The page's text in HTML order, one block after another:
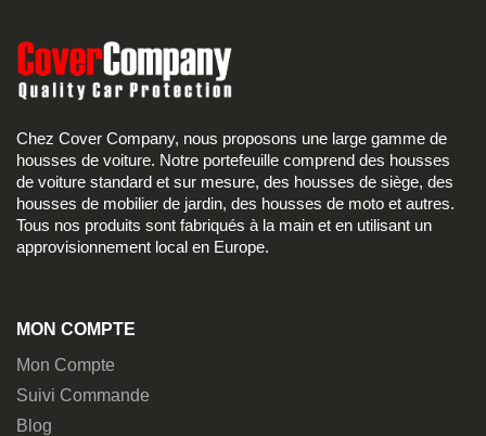
Chez Cover Company, nous proposons une large gamme de
housses de voiture. Notre portefeuille comprend des housses
de voiture standard et sur mesure, des housses de siège, des
housses de mobilier de jardin, des housses de moto et autres.
Tous nos produits sont fabriqués à la main et en utilisant un
approvisionnement local en Europe.
MON COMPTE
Mon Compte
Suivi Commande
Blog